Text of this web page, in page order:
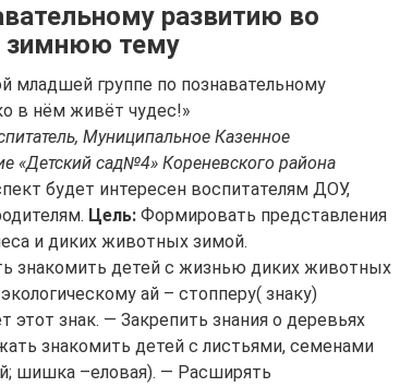
развитию во
зимнюю тему
младшей группе по познавательному
в нём живёт чудес!»
Муниципальное Казенное
«Детский сад№4» Кореневского района
будет интересен воспитателям ДОУ,
Цель: Формировать представления
и диких животных зимой.
знакомить детей с жизнью диких животных
ай – стопперу( знаку)
этот знак. — Закрепить знания о деревьях
знакомить детей с листьями, семенами
шишка –еловая). — Расширять